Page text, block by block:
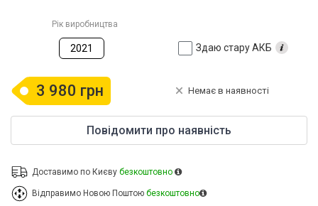
Рік виробництва
2021 Здаю стару АКБ
3 980 грн Немає в наявності
Повідомити про наявність
Доставимо по Києву безкоштовно
Відправимо Новою Поштою безкоштовно